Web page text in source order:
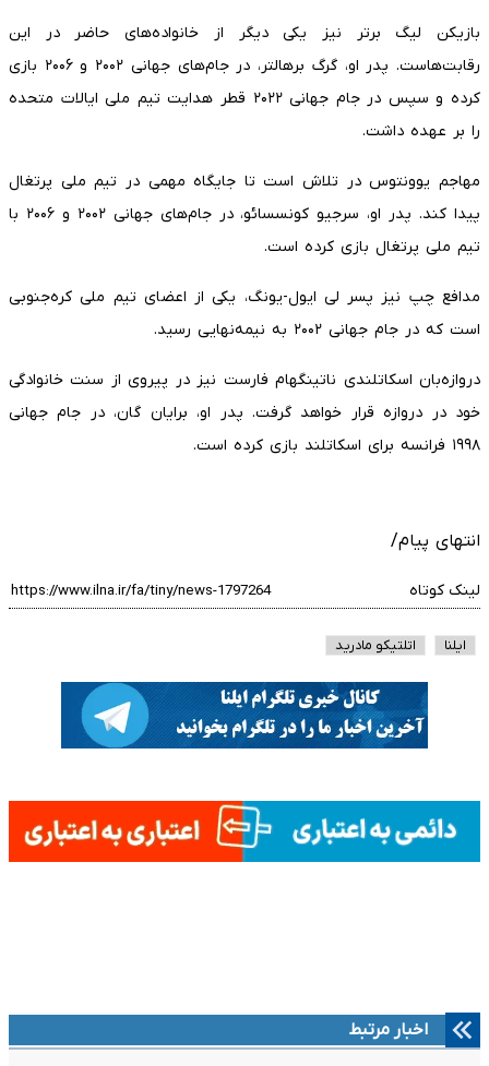
بازیکن لیگ برتر نیز یکی دیگر از خانواده‌های حاضر در این
رقابت‌هاست. پدر او، گرگ برهالتر، در جام‌های جهانی ۲۰۰۲ و ۲۰۰۶ بازی
کرده و سپس در جام جهانی ۲۰۲۲ قطر هدایت تیم ملی ایالات متحده
را بر عهده داشت.
مهاجم یوونتوس در تلاش است تا جایگاه مهمی در تیم ملی پرتغال
پیدا کند. پدر او، سرجیو کونسسائو، در جام‌های جهانی ۲۰۰۲ و ۲۰۰۶ با
تیم ملی پرتغال بازی کرده است.
مدافع چپ نیز پسر لی ایول-یونگ، یکی از اعضای تیم ملی کره‌جنوبی
است که در جام جهانی ۲۰۰۲ به نیمه‌نهایی رسید.
دروازه‌بان اسکاتلندی ناتینگهام فارست نیز در پیروی از سنت خانوادگی
خود در دروازه قرار خواهد گرفت. پدر او، برایان گان، در جام جهانی
۱۹۹۸ فرانسه برای اسکاتلند بازی کرده است.
انتهای پیام/
لینک کوتاه
ایلنا اتلتیکو مادرید
اخبار مرتبط